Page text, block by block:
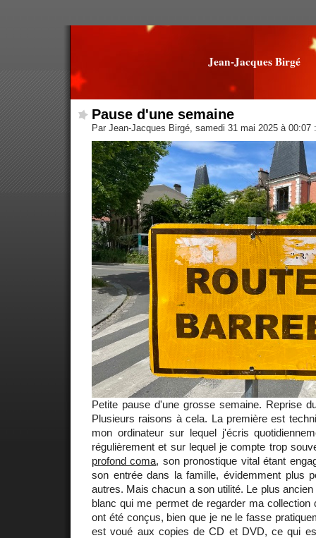
Jean-Jacques Birgé
Pause d'une semaine
Par Jean-Jacques Birgé, samedi 31 mai 2025 à 00:07
Petite pause d'une grosse semaine. Reprise
Plusieurs raisons à cela. La première est
mon ordinateur sur lequel j'écris
régulièrement et sur lequel je compte trop
profond coma, son pronostique vital étant
son entrée dans la famille, évidemment plus
autres. Mais chacun a son utilité. Le plus
blanc qui me permet de regarder ma
ont été conçus, bien que je ne le fasse
est voué aux copies de CD et DVD, ce qui